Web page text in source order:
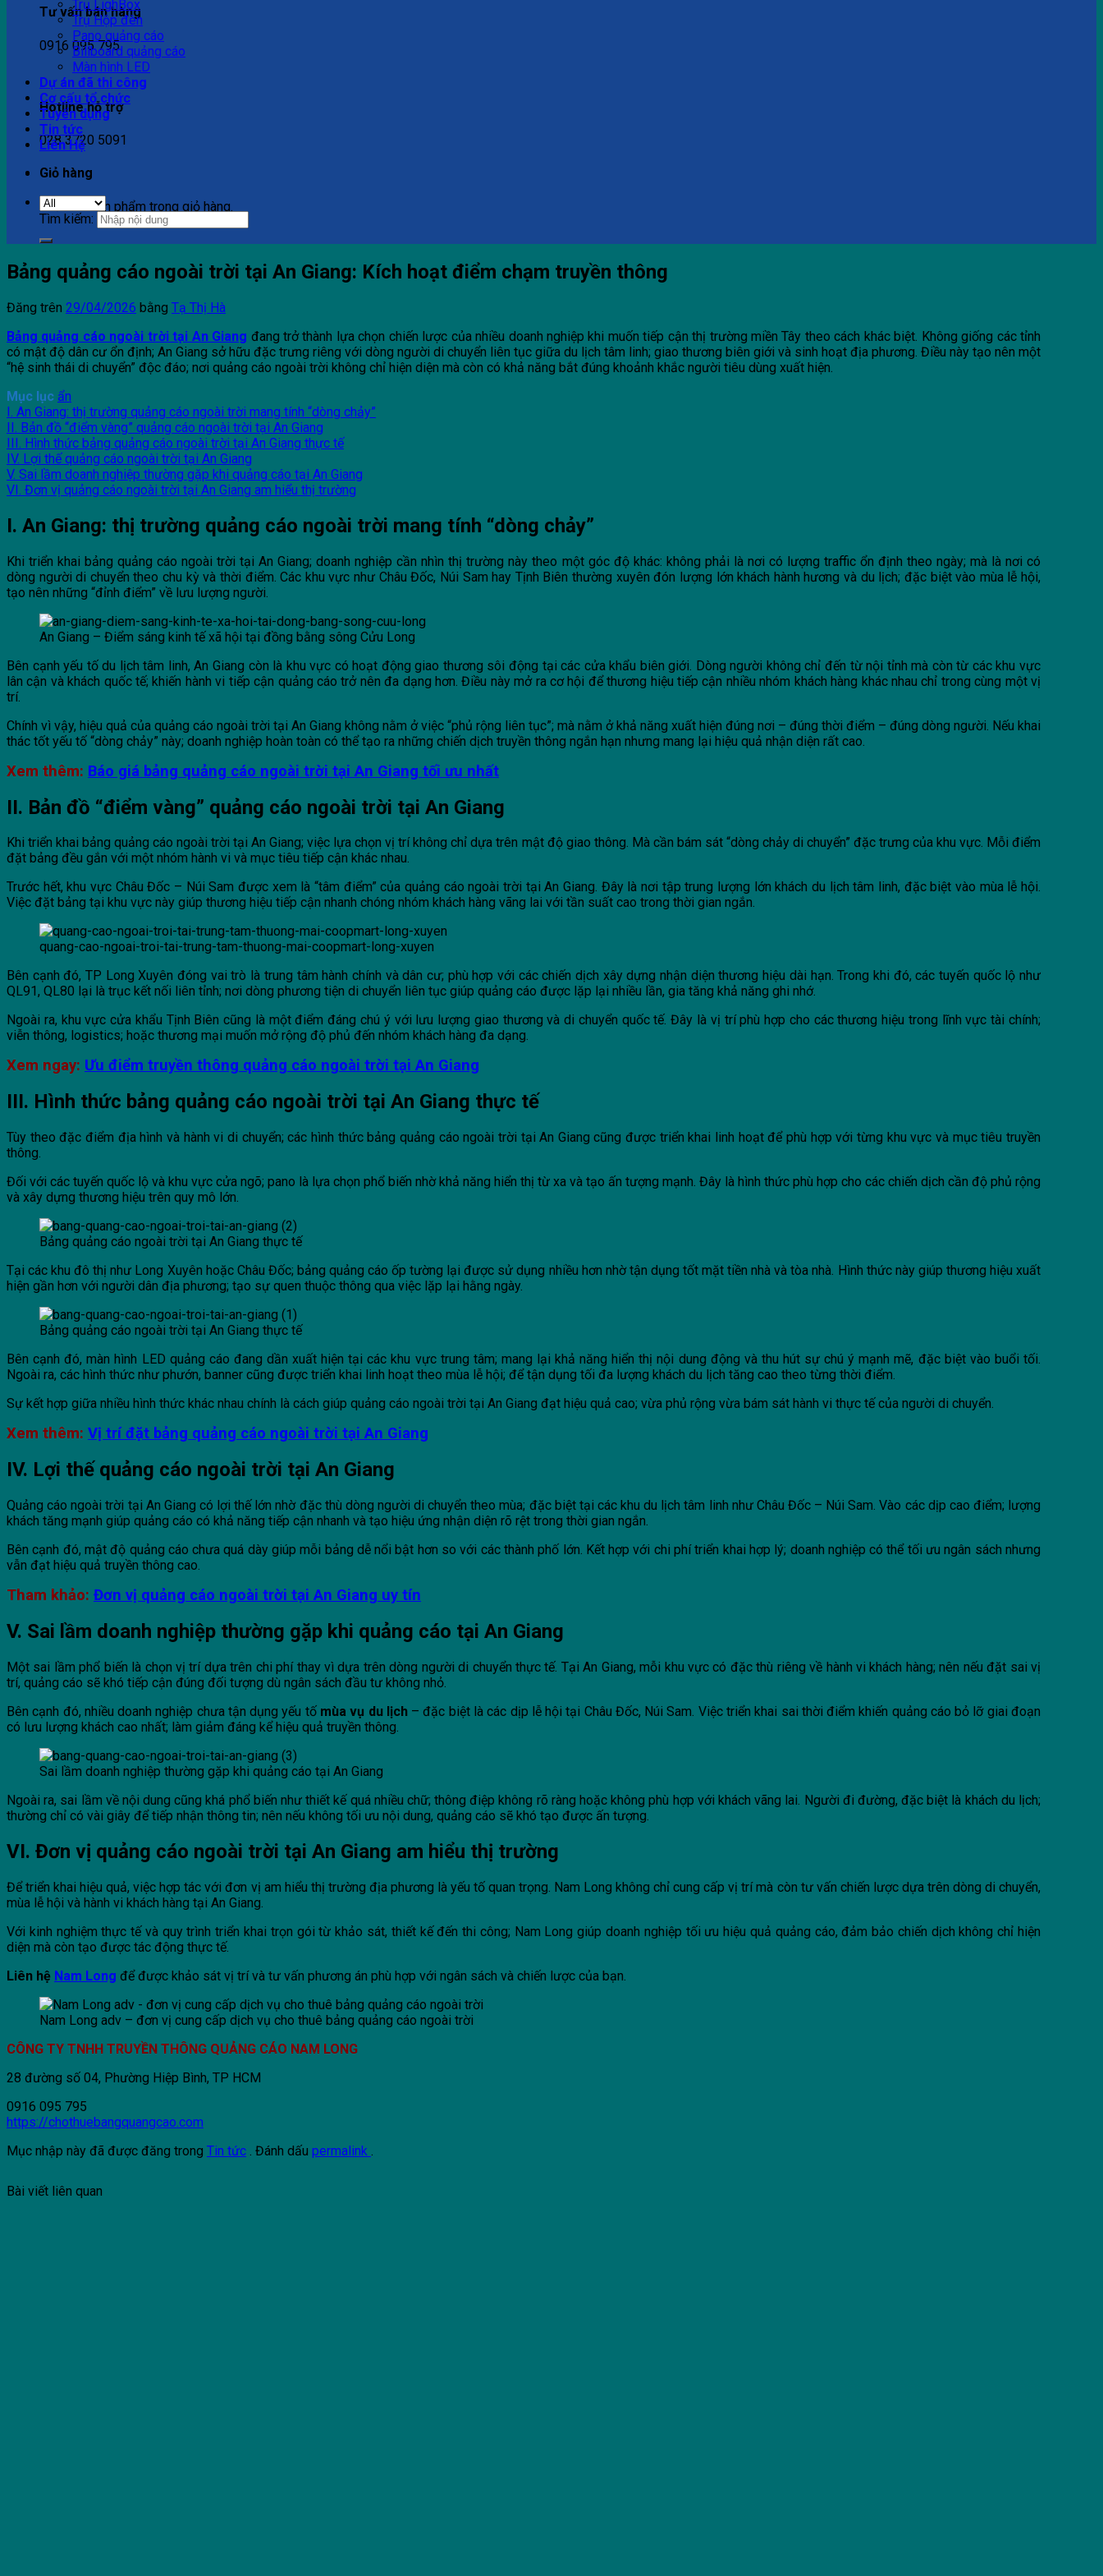
Tư vấn bán hàng
0916 095 795
Hotline hỗ trợ
028 3720 5091
Giỏ hàng
Chưa có sản phẩm trong giỏ hàng.
Trụ LighBox
Trụ Hộp đèn
Pano quảng cáo
Billboard quảng cáo
Màn hình LED
Dự án đã thi công
Cơ cấu tổ chức
Tuyển dụng
Tin tức
Liên Hệ
Tìm kiếm:
Bảng quảng cáo ngoài trời tại An Giang: Kích hoạt điểm chạm truyền thông
Đăng trên 29/04/2026 bằng Tạ Thị Hà
Bảng quảng cáo ngoài trời tại An Giang đang trở thành lựa chọn chiến lược của nhiều doanh nghiệp khi muốn tiếp cận thị trường miền Tây theo cách khác biệt. Không giống các tỉnh
có mật độ dân cư ổn định; An Giang sở hữu đặc trưng riêng với dòng người di chuyển liên tục giữa du lịch tâm linh; giao thương biên giới và sinh hoạt địa phương. Điều này tạo nên một
“hệ sinh thái di chuyển” độc đáo; nơi quảng cáo ngoài trời không chỉ hiện diện mà còn có khả năng bắt đúng khoảnh khắc người tiêu dùng xuất hiện.
Mục lục ẩn
I. An Giang: thị trường quảng cáo ngoài trời mang tính “dòng chảy”
II. Bản đồ “điểm vàng” quảng cáo ngoài trời tại An Giang
III. Hình thức bảng quảng cáo ngoài trời tại An Giang thực tế
IV. Lợi thế quảng cáo ngoài trời tại An Giang
V. Sai lầm doanh nghiệp thường gặp khi quảng cáo tại An Giang
VI. Đơn vị quảng cáo ngoài trời tại An Giang am hiểu thị trường
I. An Giang: thị trường quảng cáo ngoài trời mang tính “dòng chảy”
Khi triển khai bảng quảng cáo ngoài trời tại An Giang; doanh nghiệp cần nhìn thị trường này theo một góc độ khác: không phải là nơi có lượng traffic ổn định theo ngày; mà là nơi có
dòng người di chuyển theo chu kỳ và thời điểm. Các khu vực như Châu Đốc, Núi Sam hay Tịnh Biên thường xuyên đón lượng lớn khách hành hương và du lịch; đặc biệt vào mùa lễ hội,
tạo nên những “đỉnh điểm” về lưu lượng người.
An Giang – Điểm sáng kinh tế xã hội tại đồng bằng sông Cửu Long
Bên cạnh yếu tố du lịch tâm linh, An Giang còn là khu vực có hoạt động giao thương sôi động tại các cửa khẩu biên giới. Dòng người không chỉ đến từ nội tỉnh mà còn từ các khu vực
lân cận và khách quốc tế; khiến hành vi tiếp cận quảng cáo trở nên đa dạng hơn. Điều này mở ra cơ hội để thương hiệu tiếp cận nhiều nhóm khách hàng khác nhau chỉ trong cùng một vị
trí.
Chính vì vậy, hiệu quả của quảng cáo ngoài trời tại An Giang không nằm ở việc “phủ rộng liên tục”; mà nằm ở khả năng xuất hiện đúng nơi – đúng thời điểm – đúng dòng người. Nếu khai
thác tốt yếu tố “dòng chảy” này; doanh nghiệp hoàn toàn có thể tạo ra những chiến dịch truyền thông ngắn hạn nhưng mang lại hiệu quả nhận diện rất cao.
Xem thêm: Báo giá bảng quảng cáo ngoài trời tại An Giang tối ưu nhất
II. Bản đồ “điểm vàng” quảng cáo ngoài trời tại An Giang
Khi triển khai bảng quảng cáo ngoài trời tại An Giang; việc lựa chọn vị trí không chỉ dựa trên mật độ giao thông. Mà cần bám sát “dòng chảy di chuyển” đặc trưng của khu vực. Mỗi điểm
đặt bảng đều gắn với một nhóm hành vi và mục tiêu tiếp cận khác nhau.
Trước hết, khu vực Châu Đốc – Núi Sam được xem là “tâm điểm” của quảng cáo ngoài trời tại An Giang. Đây là nơi tập trung lượng lớn khách du lịch tâm linh, đặc biệt vào mùa lễ hội.
Việc đặt bảng tại khu vực này giúp thương hiệu tiếp cận nhanh chóng nhóm khách hàng vãng lai với tần suất cao trong thời gian ngắn.
quang-cao-ngoai-troi-tai-trung-tam-thuong-mai-coopmart-long-xuyen
Bên cạnh đó, TP Long Xuyên đóng vai trò là trung tâm hành chính và dân cư; phù hợp với các chiến dịch xây dựng nhận diện thương hiệu dài hạn. Trong khi đó, các tuyến quốc lộ như
QL91, QL80 lại là trục kết nối liên tỉnh; nơi dòng phương tiện di chuyển liên tục giúp quảng cáo được lặp lại nhiều lần, gia tăng khả năng ghi nhớ.
Ngoài ra, khu vực cửa khẩu Tịnh Biên cũng là một điểm đáng chú ý với lưu lượng giao thương và di chuyển quốc tế. Đây là vị trí phù hợp cho các thương hiệu trong lĩnh vực tài chính;
viễn thông, logistics; hoặc thương mại muốn mở rộng độ phủ đến nhóm khách hàng đa dạng.
Xem ngay: Ưu điểm truyền thông quảng cáo ngoài trời tại An Giang
III. Hình thức bảng quảng cáo ngoài trời tại An Giang thực tế
Tùy theo đặc điểm địa hình và hành vi di chuyển; các hình thức bảng quảng cáo ngoài trời tại An Giang cũng được triển khai linh hoạt để phù hợp với từng khu vực và mục tiêu truyền
thông.
Đối với các tuyến quốc lộ và khu vực cửa ngõ; pano là lựa chọn phổ biến nhờ khả năng hiển thị từ xa và tạo ấn tượng mạnh. Đây là hình thức phù hợp cho các chiến dịch cần độ phủ rộng
và xây dựng thương hiệu trên quy mô lớn.
Bảng quảng cáo ngoài trời tại An Giang thực tế
Tại các khu đô thị như Long Xuyên hoặc Châu Đốc; bảng quảng cáo ốp tường lại được sử dụng nhiều hơn nhờ tận dụng tốt mặt tiền nhà và tòa nhà. Hình thức này giúp thương hiệu xuất
hiện gần hơn với người dân địa phương; tạo sự quen thuộc thông qua việc lặp lại hằng ngày.
Bảng quảng cáo ngoài trời tại An Giang thực tế
Bên cạnh đó, màn hình LED quảng cáo đang dần xuất hiện tại các khu vực trung tâm; mang lại khả năng hiển thị nội dung động và thu hút sự chú ý mạnh mẽ, đặc biệt vào buổi tối.
Ngoài ra, các hình thức như phướn, banner cũng được triển khai linh hoạt theo mùa lễ hội; để tận dụng tối đa lượng khách du lịch tăng cao theo từng thời điểm.
Sự kết hợp giữa nhiều hình thức khác nhau chính là cách giúp quảng cáo ngoài trời tại An Giang đạt hiệu quả cao; vừa phủ rộng vừa bám sát hành vi thực tế của người di chuyển.
Xem thêm: Vị trí đặt bảng quảng cáo ngoài trời tại An Giang
IV. Lợi thế quảng cáo ngoài trời tại An Giang
Quảng cáo ngoài trời tại An Giang có lợi thế lớn nhờ đặc thù dòng người di chuyển theo mùa; đặc biệt tại các khu du lịch tâm linh như Châu Đốc – Núi Sam. Vào các dịp cao điểm; lượng
khách tăng mạnh giúp quảng cáo có khả năng tiếp cận nhanh và tạo hiệu ứng nhận diện rõ rệt trong thời gian ngắn.
Bên cạnh đó, mật độ quảng cáo chưa quá dày giúp mỗi bảng dễ nổi bật hơn so với các thành phố lớn. Kết hợp với chi phí triển khai hợp lý; doanh nghiệp có thể tối ưu ngân sách nhưng
vẫn đạt hiệu quả truyền thông cao.
Tham khảo: Đơn vị quảng cáo ngoài trời tại An Giang uy tín
V. Sai lầm doanh nghiệp thường gặp khi quảng cáo tại An Giang
Một sai lầm phổ biến là chọn vị trí dựa trên chi phí thay vì dựa trên dòng người di chuyển thực tế. Tại An Giang, mỗi khu vực có đặc thù riêng về hành vi khách hàng; nên nếu đặt sai vị
trí, quảng cáo sẽ khó tiếp cận đúng đối tượng dù ngân sách đầu tư không nhỏ.
Bên cạnh đó, nhiều doanh nghiệp chưa tận dụng yếu tố mùa vụ du lịch– đặc biệt là các dịp lễ hội tại Châu Đốc, Núi Sam. Việc triển khai sai thời điểm khiến quảng cáo bỏ lỡ giai đoạn
có lưu lượng khách cao nhất; làm giảm đáng kể hiệu quả truyền thông.
Sai lầm doanh nghiệp thường gặp khi quảng cáo tại An Giang
Ngoài ra, sai lầm về nội dung cũng khá phổ biến như thiết kế quá nhiều chữ; thông điệp không rõ ràng hoặc không phù hợp với khách vãng lai. Người đi đường, đặc biệt là khách du lịch;
thường chỉ có vài giây để tiếp nhận thông tin; nên nếu không tối ưu nội dung, quảng cáo sẽ khó tạo được ấn tượng.
VI. Đơn vị quảng cáo ngoài trời tại An Giang am hiểu thị trường
Để triển khai hiệu quả, việc hợp tác với đơn vị am hiểu thị trường địa phương là yếu tố quan trọng. Nam Long không chỉ cung cấp vị trí mà còn tư vấn chiến lược dựa trên dòng di chuyển,
mùa lễ hội và hành vi khách hàng tại An Giang.
Với kinh nghiệm thực tế và quy trình triển khai trọn gói từ khảo sát, thiết kế đến thi công; Nam Long giúp doanh nghiệp tối ưu hiệu quả quảng cáo, đảm bảo chiến dịch không chỉ hiện
diện mà còn tạo được tác động thực tế.
Liên hệ Nam Long để được khảo sát vị trí và tư vấn phương án phù hợp với ngân sách và chiến lược của bạn.
Nam Long adv – đơn vị cung cấp dịch vụ cho thuê bảng quảng cáo ngoài trời
CÔNG TY TNHH TRUYỀN THÔNG QUẢNG CÁO NAM LONG
28 đường số 04, Phường Hiệp Bình, TP HCM
0916 095 795
https://chothuebangquangcao.com
Mục nhập này đã được đăng trong Tin tức . Đánh dấu permalink
Bài viết liên quan